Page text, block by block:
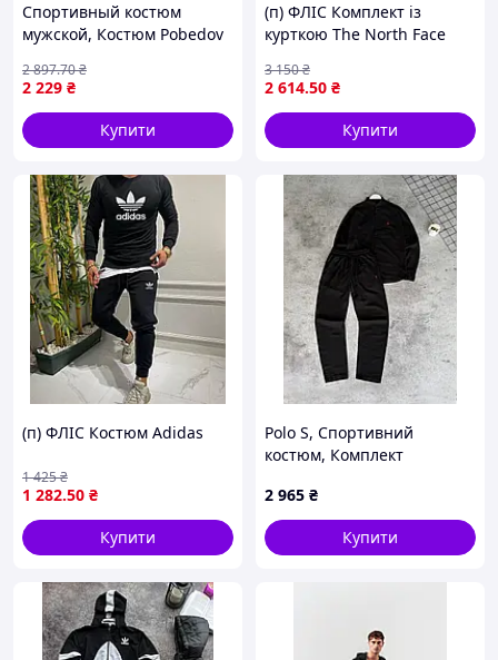
Спортивный костюм
мужской, Костюм Pobedov
2 229 ₴
2 897.70₴
Купити
(п) ФЛІС Комплект із
курткою The North Face
футболка + кетка +куртка)
2 614.50 ₴
3 150₴
Купити
(п) ФЛІС Костюм Adidas
1 282.50 ₴
1 425₴
Купити
Polo S, Спортивний
костюм, Комплект
JR158
2 965 ₴
Купити